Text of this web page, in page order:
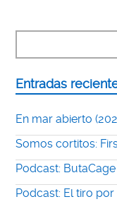
Entradas
En mar abierto
Somos cortitos:
Podcast:
Podcast: El tiro